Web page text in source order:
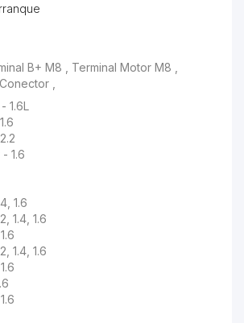
B+ M8 , Terminal Motor M8 ,
,
1.6L
1.6
1.6
1.4, 1.6
1.4, 1.6